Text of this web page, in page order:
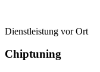
Dienstleistung vor Ort
Chiptuning